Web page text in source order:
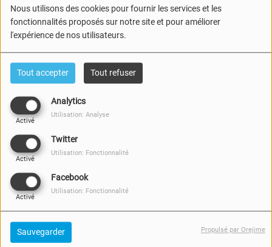
Nous utilisons des cookies pour fournir les services et les
fonctionnalités proposés sur notre site et pour améliorer
l'expérience de nos utilisateurs.
Tout accepter Tout refuser
Analytics
Activé
Utilisation: Analyse
Twitter
Activé
Utilisation: Fonctionnalité
Facebook
Activé
Utilisation: Fonctionnalité
Sauvegarder Propulsé par Orejime